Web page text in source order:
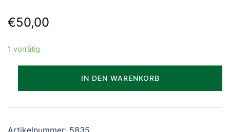
€50,00
1 vorrätig
IN DEN WARENKORB
Artikelnummer: 5835